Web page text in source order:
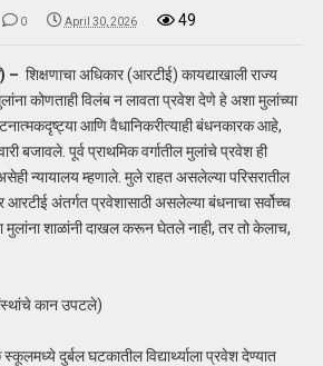
0 April 30, 2026 49
– शिक्षणाचा अधिकार (आरटीई) कायद्याखाली राज्य
कोणताही विलंब न लावता प्रवेश देणे हे अशा मुलांच्या
आणि वैधानिकरीत्याही बंधनकारक आहे,
बजावले. पूर्व प्राथमिक वर्गातील मुलांचे प्रवेश ही
असेही न्यायालय म्हणाले. मुले राहत असलेल्या परिसरातील
आरटीई अंतर्गत प्रवेशासाठी असलेल्या बंधनाचा सर्वोच्च
मुलांना शाळांनी दाखल करून घेतले नाही, तर तो केलाच,
कान उपटले)
दुर्बल घटकातील विद्यार्थ्याला प्रवेश देण्यात